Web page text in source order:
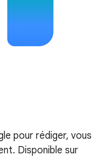
pour rédiger, vous
Disponible sur